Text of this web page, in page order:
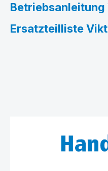
Betriebsanleitung
Ersatzteilliste